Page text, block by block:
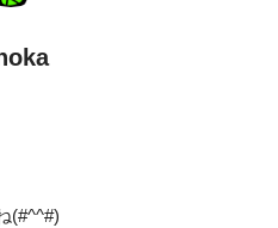
(#^^#)